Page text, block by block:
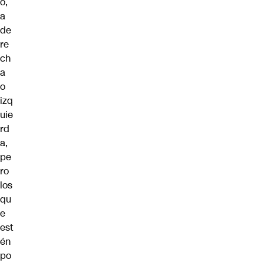
a
de
re
ch
a
o
izq
uie
rd
a,
pe
ro
los
qu
e
est
én
po